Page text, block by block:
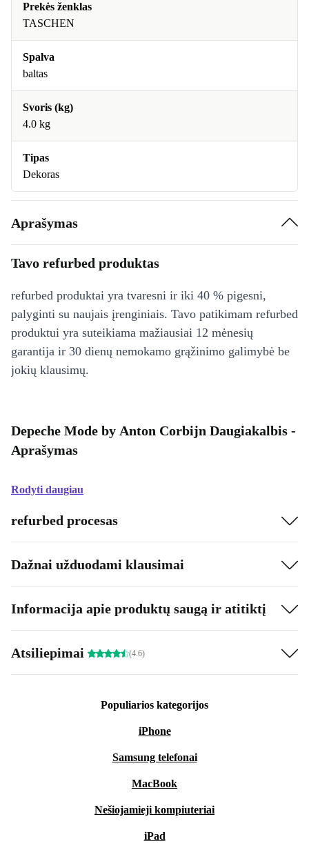
Prekės ženklas
TASCHEN
Spalva
baltas
Svoris (kg)
4.0 kg
Tipas
Dekoras
Aprašymas
Tavo refurbed produktas
refurbed produktai yra tvaresni ir iki 40 % pigesni,
palyginti su naujais įrenginiais. Tavo patikimam refurbed
produktui yra suteikiama mažiausiai 12 mėnesių
garantija ir 30 dienų nemokamo grąžinimo galimybė be
jokių klausimų.
Depeche Mode by Anton Corbijn Daugiakalbis -
Aprašymas
Rodyti daugiau
refurbed procesas
Dažnai užduodami klausimai
Informacija apie produktų saugą ir atitiktį
Atsiliepimai (4.6)
Populiarios kategorijos
iPhone
Samsung telefonai
MacBook
Nešiojamieji kompiuteriai
iPad